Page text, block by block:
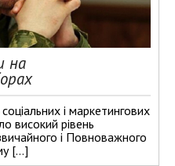
на
і маркетингових
високий рівень
і Повноважного
[…]